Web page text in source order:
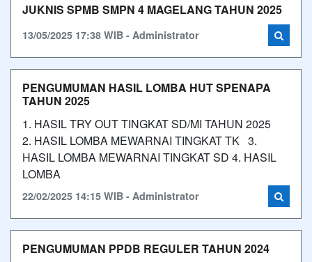
JUKNIS SPMB SMPN 4 MAGELANG TAHUN 2025
13/05/2025 17:38 WIB - Administrator
PENGUMUMAN HASIL LOMBA HUT SPENAPA
TAHUN 2025
1. HASIL TRY OUT TINGKAT SD/MI TAHUN 2025
2. HASIL LOMBA MEWARNAI TINGKAT TK 3.
HASIL LOMBA MEWARNAI TINGKAT SD 4. HASIL
LOMBA
22/02/2025 14:15 WIB - Administrator
PENGUMUMAN PPDB REGULER TAHUN 2024